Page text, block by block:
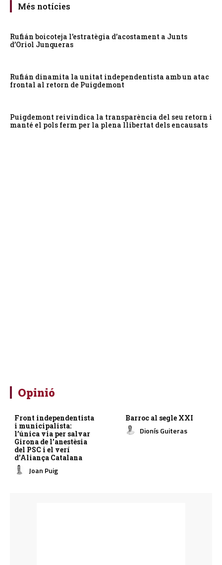
Més notícies
Rufián boicoteja l’estratègia d’acostament a Junts
d’Oriol Junqueras
Rufián dinamita la unitat independentista amb un atac
frontal al retorn de Puigdemont
Puigdemont reivindica la transparència del seu retorn i
manté el pols ferm per la plena llibertat dels encausats
Opinió
Front independentista
i municipalista:
l’única via per salvar
Girona de l’anestèsia
del PSC i el verí
d’Aliança Catalana
Joan Puig
Barroc al segle XXI
Dionís Guiteras